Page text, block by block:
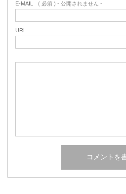
E-MAIL ( 必須 ) - 公開されません -
URL